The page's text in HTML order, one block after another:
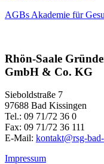
AGBs Akademie für
Rhön-Saale
GmbH & Co. KG
Sieboldstraße 7
97688 Bad Kissingen
Tel.: 09 71/72 36 0
Fax: 09 71/72 36 111
E-Mail: kontakt@rsg-
Impressum